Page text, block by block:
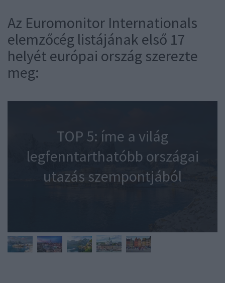
Az Euromonitor Internationals
elemzőcég listájának első 17
helyét európai ország szerezte
meg:
TOP 5: íme a világ
legfenntarthatóbb országai
utazás szempontjából